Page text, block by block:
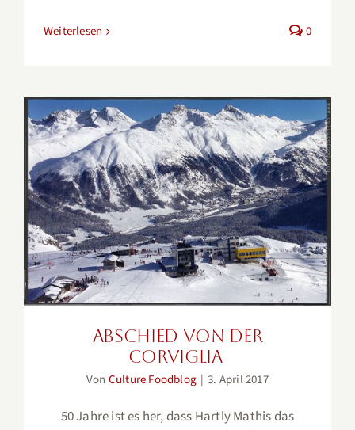
Weiterlesen 0
Abschied von der Corviglia
Abschied von der
Corviglia
Von Culture Foodblog | 3. April 2017
50 Jahre ist es her, dass Hartly Mathis das